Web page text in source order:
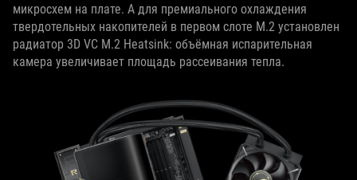
микросхем на плате. А для премиального охлаждения
твердотельных накопителей в первом слоте M.2 установлен
радиатор 3D VC M.2 Heatsink: объёмная испарительная
камера увеличивает площадь рассеивания тепла.